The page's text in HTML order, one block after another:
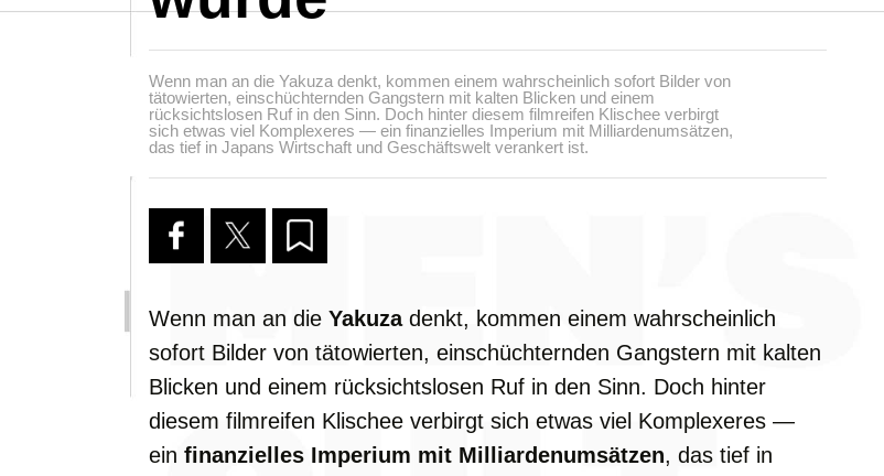
Wenn man an die Yakuza denkt, kommen einem wahrscheinlich sofort Bilder von
tätowierten, einschüchternden Gangstern mit kalten Blicken und einem
rücksichtslosen Ruf in den Sinn. Doch hinter diesem filmreifen Klischee verbirgt
sich etwas viel Komplexeres — ein finanzielles Imperium mit Milliardenumsätzen,
das tief in Japans Wirtschaft und Geschäftswelt verankert ist.
Wenn man an die Yakuza denkt, kommen einem wahrscheinlich
sofort Bilder von tätowierten, einschüchternden Gangstern mit kalten
Blicken und einem rücksichtslosen Ruf in den Sinn. Doch hinter
diesem filmreifen Klischee verbirgt sich etwas viel Komplexeres —
ein finanzielles Imperium mit Milliardenumsätzen, das tief in